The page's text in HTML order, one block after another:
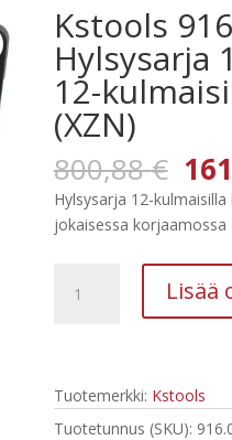
Kstools
Hylsysarja
12-
(XZN)
800,88€
oli:
Hylsysarja 12-
jokaisessa korjaamossa
916.0255
kulmaisilla
hylsyillä.
Lisää
Tuotemerkki: Kstools
Tuotetunnus (SKU):